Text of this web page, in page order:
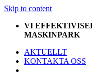
Skip to content
VI
MASKINPARK
AKTUELLT
KONTAKTA OSS